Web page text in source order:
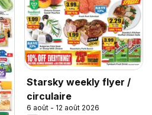
Starsky weekly flyer /
circulaire
6 août - 12 août 2026